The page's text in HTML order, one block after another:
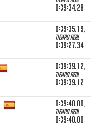
0:39:34.28
0:39:35.19,
Tiempo real
0:39:27.34
0:39:39.12,
Tiempo real
0:39:39.12
0:39:40.00,
Tiempo real
0:39:40.00